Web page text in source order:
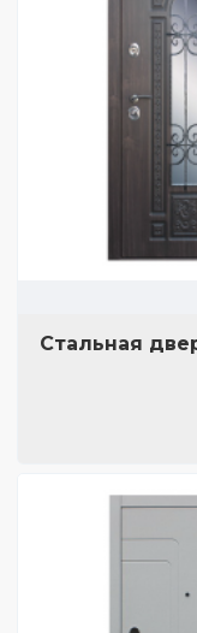
Стальная